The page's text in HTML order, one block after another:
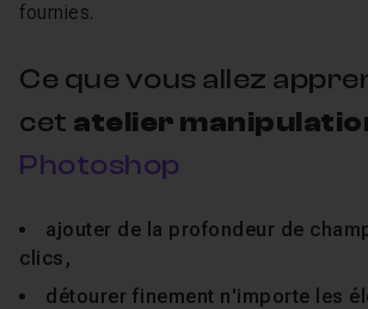
fournies.
Ce que vous allez
cet atelier
Photoshop
ajouter de la profondeur de
clics,
détourer finement n'importe les